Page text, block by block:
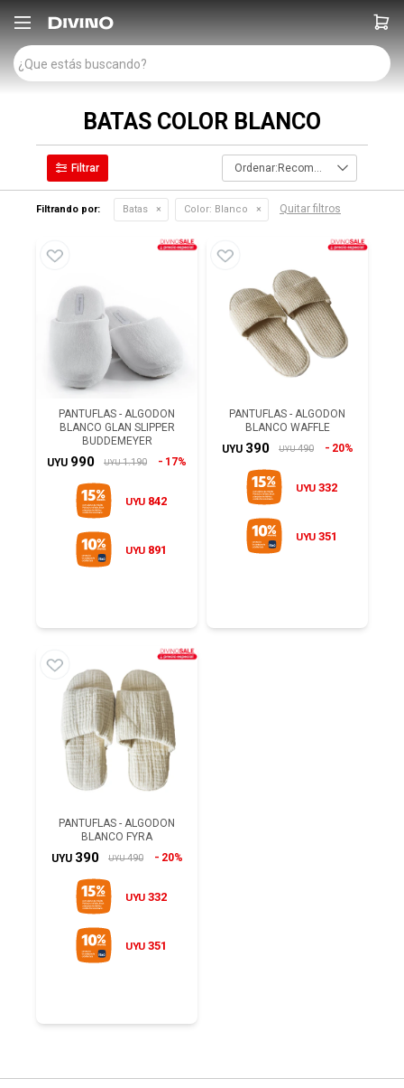

BATAS COLOR BLANCO
Recomendados
Filtrando por: Batas Color: Blanco Quitar filtros
PANTUFLAS - ALGODON
BLANCO GLAN SLIPPER
BUDDEMEYER
UYU 990 UYU 1.190 17%
UYU 842
UYU 891
PANTUFLAS - ALGODON
BLANCO WAFFLE
UYU 390 UYU 490 20%
UYU 332
UYU 351
PANTUFLAS - ALGODON
BLANCO FYRA
UYU 390 UYU 490 20%
UYU 332
UYU 351